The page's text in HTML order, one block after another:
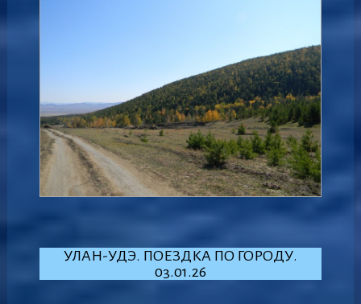
УЛАН-УДЭ. ПОЕЗДКА ПО ГОРОДУ.
03.01.26